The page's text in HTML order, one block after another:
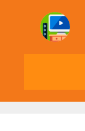
содержимому